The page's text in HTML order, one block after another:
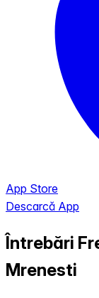
App Store
Descarcă App
Întrebări
Mrenesti